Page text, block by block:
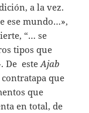
a la vez.
ese mundo…»,
“… se
tipos que
De esteAjab
que
que
en total, de